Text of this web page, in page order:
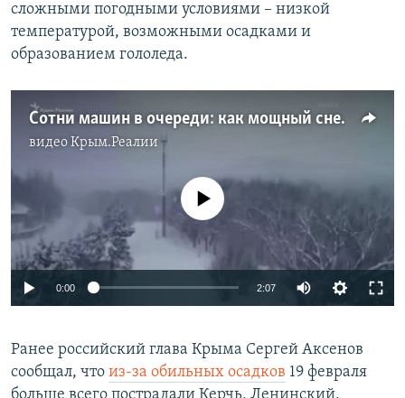
сложными погодными условиями – низкой
температурой, возможными осадками и
образованием гололеда.
Сотни машин в очереди: как мощный снегопад остановил Керченский мост (видео)
видеоКрым.Реалии
Auto 240p 360p 480p
No media source currently available
0:00 2:07
360p
480p
Ранее российский глава Крыма Сергей Аксенов
сообщал, что из-за обильных осадков 19 февраля